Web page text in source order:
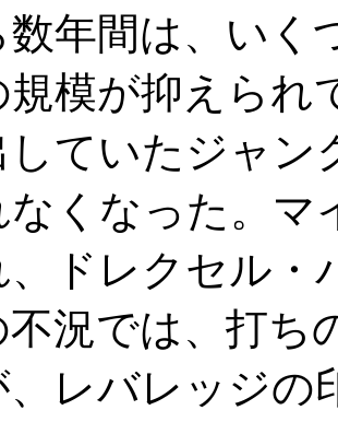
数年間は、いく
規模が抑えられ
していたジャン
なくなった。マ
、ドレクセル・
不況では、打ち
、レバレッジの